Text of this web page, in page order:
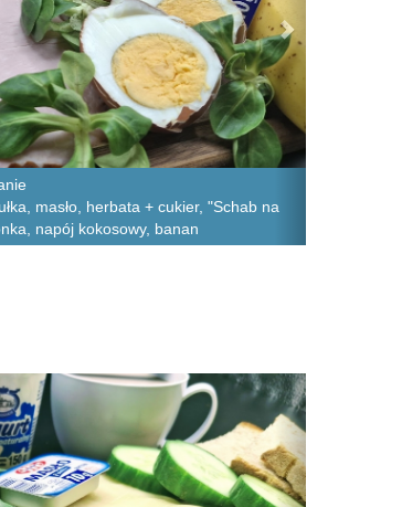
masło, herbata + cukier, "Schab na
napój kokosowy, banan
Next